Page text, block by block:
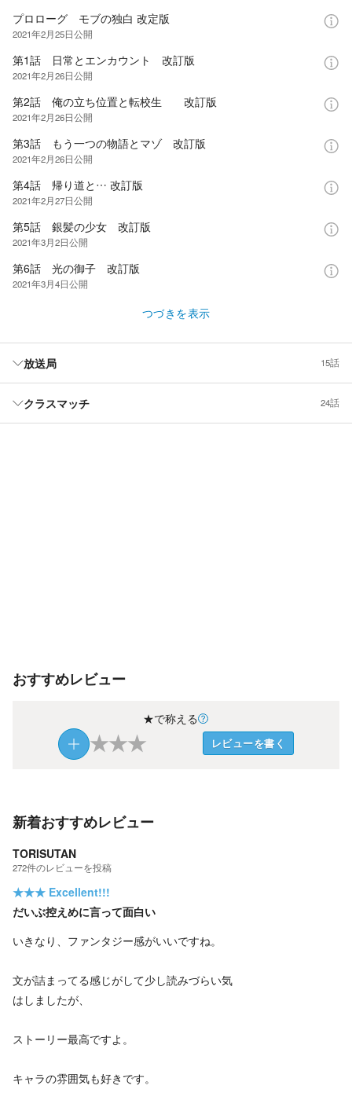
プロローグ モブの独白 改定版
2021年2月25日公開
第1話 日常とエンカウント 改訂版
2021年2月26日公開
第2話 俺の立ち位置と転校生 改訂版
2021年2月26日公開
第3話 もう一つの物語とマゾ 改訂版
2021年2月26日公開
第4話 帰り道と… 改訂版
2021年2月27日公開
第5話 銀髪の少女 改訂版
2021年3月2日公開
第6話 光の御子 改訂版
2021年3月4日公開
つづきを表示
放送局 15話
クラスマッチ 24話
おすすめレビュー
★で称える
★★★ レビューを書く
新着おすすめレビュー
TORISUTAN
272件のレビューを投稿
★★★ Excellent!!!
だいぶ控えめに言って面白い
いきなり、ファンタジー感がいいですね。
文が詰まってる感じがして少し読みづらい気
はしましたが、
ストーリー最高ですよ。
キャラの雰囲気も好きです。